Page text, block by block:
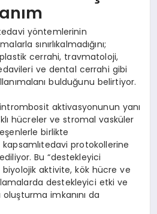
yöntemlerinin
sınırlıkalmadığını;
cerrahi, travmatoloji,
ve dental cerrahi gibi
bulduğunu belirtiyor.
aktivasyonunun yanı
hücreler ve stromal vasküler
birlikte
protokollerine
Bu “destekleyici
biyolojik aktivite, kök hücre ve
destekleyici etki ve
imkanını da